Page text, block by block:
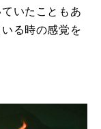
いたこともあ
る時の感覚を